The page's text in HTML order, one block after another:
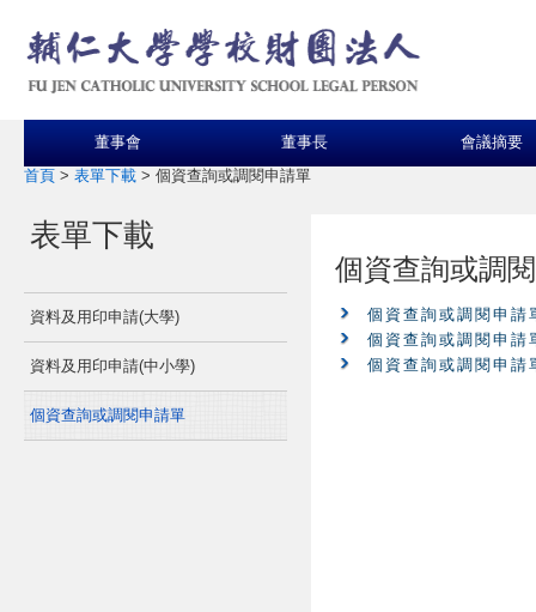
董事會 董事長 會議摘要
首頁 > 表單下載 > 個資查詢或調閱申請單
表單下載
資料及用印申請(大學)
資料及用印申請(中小學)
個資查詢或調閱申請單
個資查詢或調
個資查詢或調閱申
個資查詢或調閱申
個資查詢或調閱申